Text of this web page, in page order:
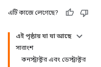
এটি কাজে লেগেছে?
এই পৃষ্ঠায় যা যা আছে
সারাংশ
কনস্ট্রাক্টর এবং ডেস্ট্রাক্টর